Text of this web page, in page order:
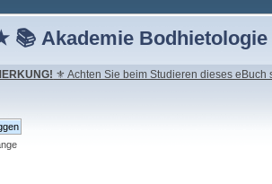
📚 Akademie
⚜ Achten Sie beim Studieren dieses eBuch